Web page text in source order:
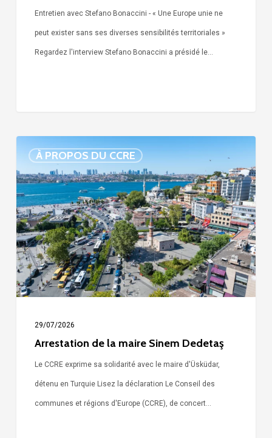
Entretien avec Stefano Bonaccini - « Une Europe unie ne
peut exister sans ses diverses sensibilités territoriales »
Regardez l'interview Stefano Bonaccini a présidé le…
À PROPOS DU CCRE
la
maire
Sinem
Dedetaş
29/07/2026
Arrestation de la maire Sinem Dedetaş
Le CCRE exprime sa solidarité avec le maire d'Üsküdar,
détenu en Turquie Lisez la déclaration Le Conseil des
communes et régions d'Europe (CCRE), de concert…